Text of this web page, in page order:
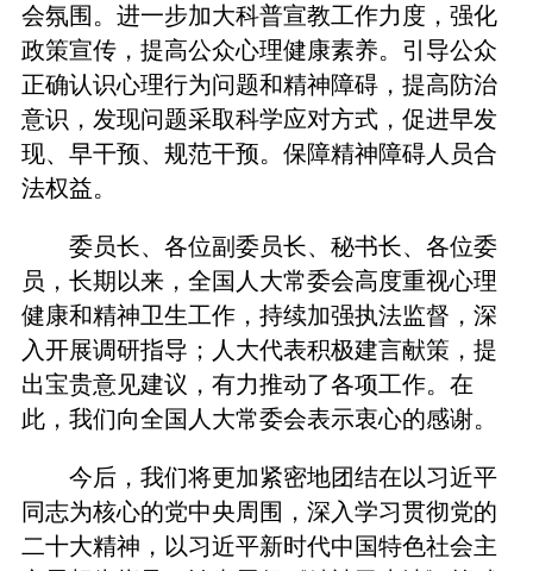
会氛围。进一步加大科普宣教工作力度，强化
政策宣传，提高公众心理健康素养。引导公众
正确认识心理行为问题和精神障碍，提高防治
意识，发现问题采取科学应对方式，促进早发
现、早干预、规范干预。保障精神障碍人员合
法权益。
委员长、各位副委员长、秘书长、各位委
员，长期以来，全国人大常委会高度重视心理
健康和精神卫生工作，持续加强执法监督，深
入开展调研指导；人大代表积极建言献策，提
出宝贵意见建议，有力推动了各项工作。在
此，我们向全国人大常委会表示衷心的感谢。
今后，我们将更加紧密地团结在以习近平
同志为核心的党中央周围，深入学习贯彻党的
二十大精神，以习近平新时代中国特色社会主